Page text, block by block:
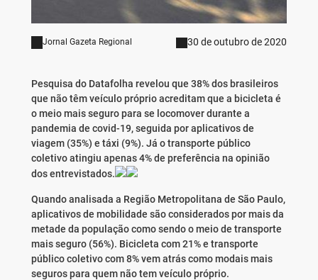
Jornal Gazeta Regional 30 de outubro de 2020
Pesquisa do Datafolha revelou que 38% dos brasileiros
que não têm veículo próprio acreditam que a bicicleta é
o meio mais seguro para se locomover durante a
pandemia de covid-19, seguida por aplicativos de
viagem (35%) e táxi (9%). Já o transporte público
coletivo atingiu apenas 4% de preferência na opinião
dos entrevistados.
Quando analisada a Região Metropolitana de São Paulo,
aplicativos de mobilidade são considerados por mais da
metade da população como sendo o meio de transporte
mais seguro (56%). Bicicleta com 21% e transporte
público coletivo com 8% vem atrás como modais mais
seguros para quem não tem veículo próprio.